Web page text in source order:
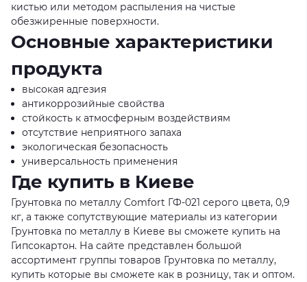
кистью или методом распыления на чистые
обезжиренные поверхности.
Основные характеристики
продукта
высокая адгезия
антикоррозийные свойства
стойкость к атмосферным воздействиям
отсутствие неприятного запаха
экологическая безопасность
универсальность применения
Где купить в Киеве
Грунтовка по металлу Comfort ГФ-021 серого цвета, 0,9
кг, а также сопутствующие материалы из категории
Грунтовка по металлу в Киеве вы сможете купить на
Гипсокартон. На сайте представлен большой
ассортимент группы товаров Грунтовка по металлу,
купить которые вы сможете как в розницу, так и оптом.